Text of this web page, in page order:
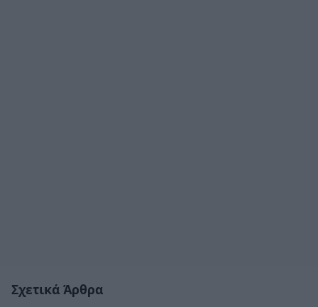
Σχετικά Άρθρα